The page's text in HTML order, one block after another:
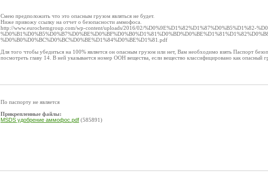
Смею предположить что это опасным грузом являться не будет.
Ниже привожу ссылку на отчет о безопасности аммофоса.
http://www.eurochemgroup.com/wp-content/uploads/2016/02/%D0%9E%D1%82%D1%87%D0%B5%D1%82-
%D0%B0%D0%BC%D0%BC%D0%BE%D1%84%D0%BE%D1%81.pdf
Для того чтобы убедиться на 100% является он опасным грузом или нет, Вам необходимо взять Паспорт
посмотреть главу 14. В ней указывается номер ООН вещества, если вещество классифицировано как опасный
По паспорту не является
Прикрепленные файлы:
MSDS удобрение аммофос.pdf (585891)